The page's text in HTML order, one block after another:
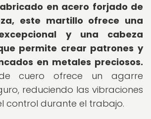
en acero forjado de
este martillo ofrece una
y una cabeza
permite crear patrones y
en metales preciosos.
cuero ofrece un agarre
reduciendo las vibraciones
control durante el trabajo.